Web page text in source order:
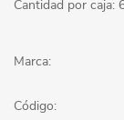
Cantidad por caja:
Marca:
Código: